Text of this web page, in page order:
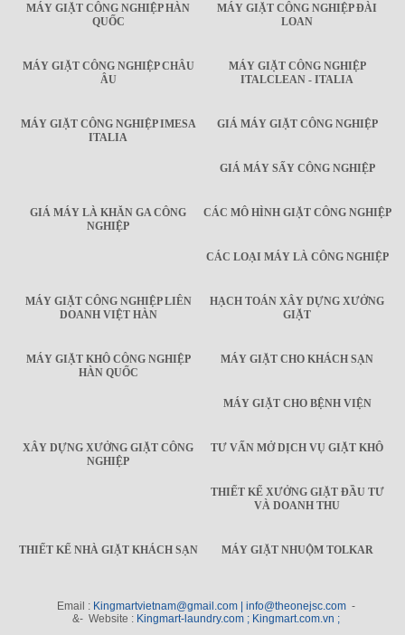
MÁY GIẶT CÔNG NGHIỆP HÀN
QUỐC
MÁY GIẶT CÔNG NGHIỆP ĐÀI
LOAN
MÁY GIẶT CÔNG NGHIỆP CHÂU
ÂU
MÁY GIẶT CÔNG NGHIỆP
ITALCLEAN - ITALIA
MÁY GIẶT CÔNG NGHIỆP IMESA
ITALIA
GIÁ MÁY GIẶT CÔNG NGHIỆP
GIÁ MÁY SẤY CÔNG NGHIỆP
GIÁ MÁY LÀ KHĂN GA CÔNG
NGHIỆP
CÁC MÔ HÌNH GIẶT CÔNG NGHIỆP
CÁC LOẠI MÁY LÀ CÔNG NGHIỆP
MÁY GIẶT CÔNG NGHIỆP LIÊN
DOANH VIỆT HÀN
HẠCH TOÁN XÂY DỰNG XƯỞNG
GIẶT
MÁY GIẶT KHÔ CÔNG NGHIỆP
HÀN QUỐC
MÁY GIẶT CHO KHÁCH SẠN
MÁY GIẶT CHO BỆNH VIỆN
XÂY DỰNG XƯỞNG GIẶT CÔNG
NGHIỆP
TƯ VẤN MỞ DỊCH VỤ GIẶT KHÔ
THIẾT KẾ XƯỞNG GIẶT ĐẦU TƯ
VÀ DOANH THU
THIẾT KẾ NHÀ GIẶT KHÁCH SẠN MÁY GIẶT NHUỘM TOLKAR
Email : Kingmartvietnam@gmail.com | info@theonejsc.com -
&- Website : Kingmart-laundry.com ; Kingmart.com.vn ;